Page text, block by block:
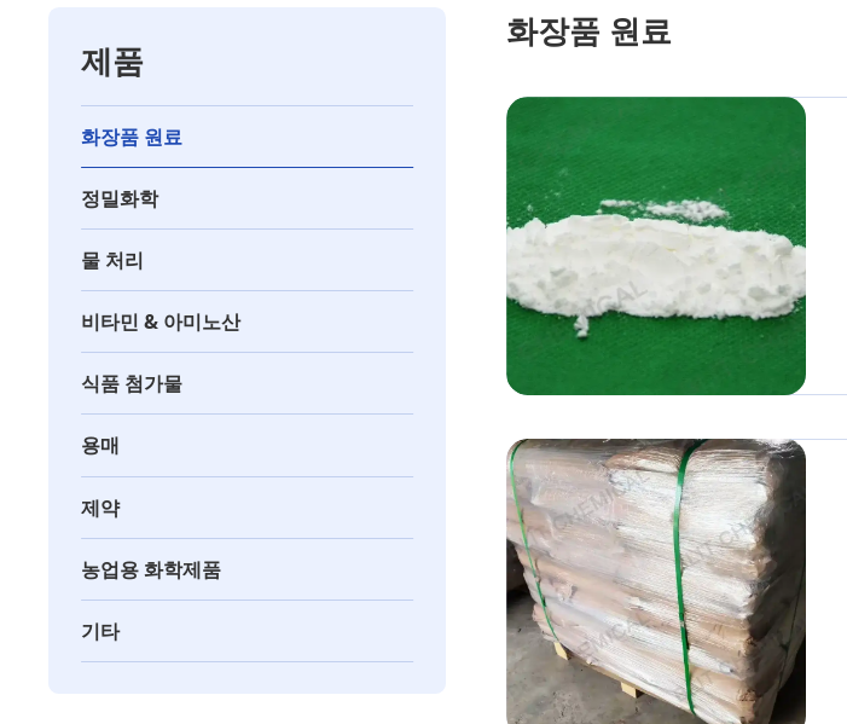
제품
화장품 원료
정밀화학
물 처리
비타민 & 아미노산
식품 첨가물
용매
제약
농업용 화학제품
기타
화장품 원료